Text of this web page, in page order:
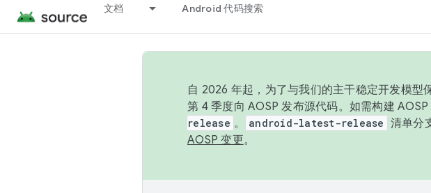
文档 Android 代码搜索
自 2026 年起，为了与我们的主干稳定开发模
第 4 季度向 AOSP 发布源代码。如需构建
release 。 android-latest-release 清单分
AOSP 变更。